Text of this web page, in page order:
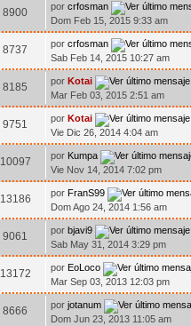
8900 por crfosman
Dom Feb 15, 2015 9:33 am
8737 por crfosman
Sab Feb 14, 2015 10:27 am
8185 por Kotai
Mar Feb 03, 2015 2:51 am
9751 por Kotai
Vie Dic 26, 2014 4:04 am
10097 por Kumpa
Vie Nov 14, 2014 7:02 pm
13186 por FranS99
Dom Ago 24, 2014 1:56 am
9061 por bjavi9
Sab May 31, 2014 3:29 pm
13172 por EoLoco
Mar Sep 03, 2013 12:03 pm
8666 por jotanum
Dom Jun 23, 2013 11:05 am